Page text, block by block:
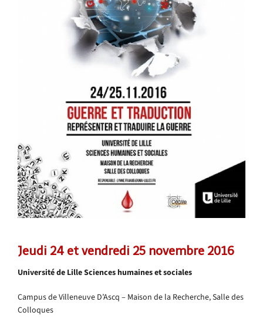
Jeudi 24 et vendredi 25 novembre 2016
Université de Lille Sciences humaines et sociales
Campus de Villeneuve D’Ascq – Maison de la Recherche, Salle des
Colloques